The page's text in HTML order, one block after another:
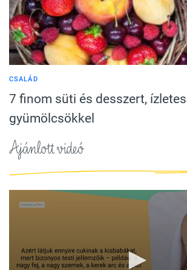
CSALÁD
7 finom süti és desszert,
gyümölcsökkel
Ajánlott videó